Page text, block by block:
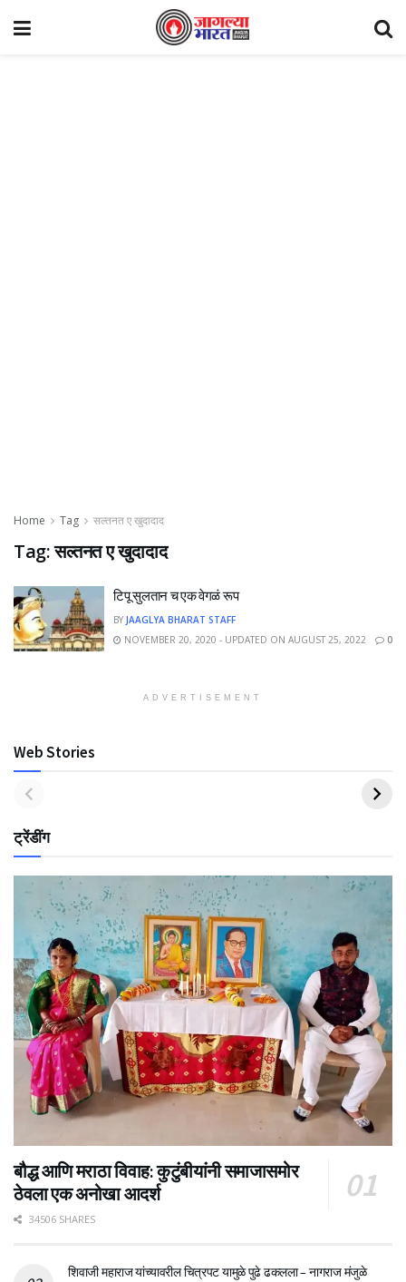
Home Tag सल्तनत ए खुदादाद
Tag:सल्तनत ए खुदादाद
टिपू सुलतान च एक वेगळं रूप
BY JAAGLYA BHARAT STAFF
NOVEMBER 20, 2020 - UPDATED ON AUGUST 25, 2022
0
ADVERTISEMENT
Web Stories
ट्रेंडींग
बौद्ध आणि मराठा विवाह: कुटुंबीयांनी समाजासमोर
ठेवला एक अनोखा आदर्श
34506 SHARES
शिवाजी महाराज यांच्यावरील चित्रपट यामुळे पुढे ढकलला – नागराज मंजुळे